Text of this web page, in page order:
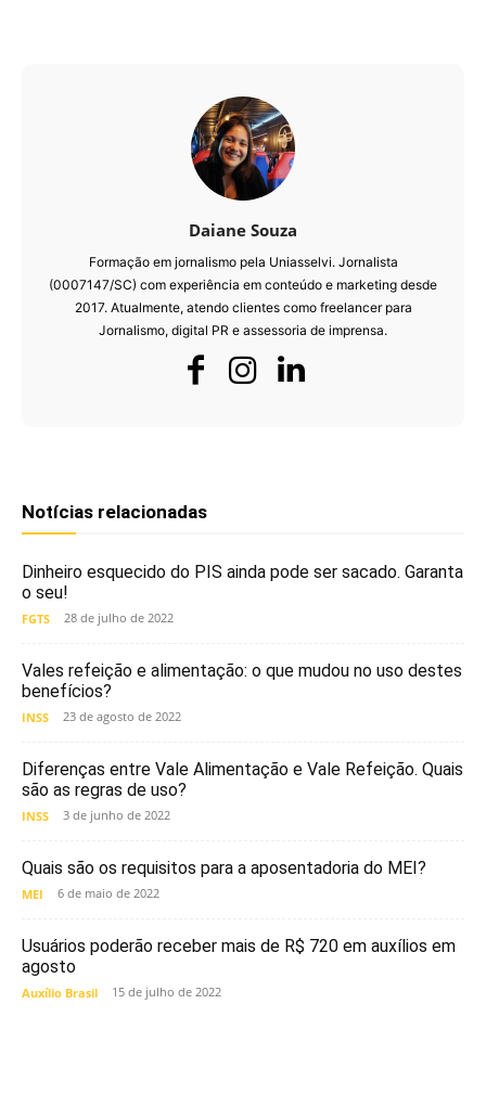
Daiane Souza
Formação em jornalismo pela Uniasselvi. Jornalista
(0007147/SC) com experiência em conteúdo e marketing desde
2017. Atualmente, atendo clientes como freelancer para
Jornalismo, digital PR e assessoria de imprensa.
Notícias relacionadas
Dinheiro esquecido do PIS ainda pode ser sacado. Garanta
o seu!
FGTS 28 de julho de 2022
Vales refeição e alimentação: o que mudou no uso destes
benefícios?
INSS 23 de agosto de 2022
Diferenças entre Vale Alimentação e Vale Refeição. Quais
são as regras de uso?
INSS 3 de junho de 2022
Quais são os requisitos para a aposentadoria do MEI?
MEI 6 de maio de 2022
Usuários poderão receber mais de R$ 720 em auxílios em
agosto
Auxílio Brasil 15 de julho de 2022